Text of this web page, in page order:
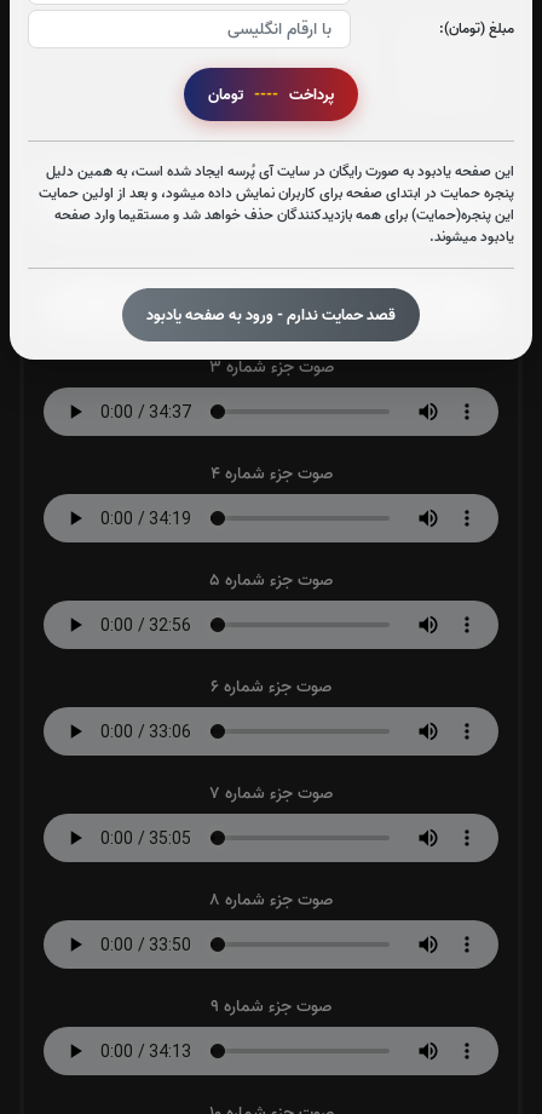
مبلغ (تومان):
پرداخت ----
این صفحه یادبود به صورت رایگان در سایت آی پُرسه ایجاد شده است، به همین دلیل
پنجره حمایت در ابتدای صفحه برای کاربران نمایش داده میشود، و بعد از اولین حمایت
این پنجره(حمایت) برای همه بازدیدکنندگان حذف خواهد شد و مستقیما وارد صفحه
یادبود میشوند.
قصد حمایت ندارم - ورود به صفحه یادبود
جزء 30
بار
صوت جزء شماره 2
صوت جزء شماره 3
صوت جزء شماره 4
صوت جزء شماره 5
صوت جزء شماره 6
صوت جزء شماره 7
صوت جزء شماره 8
صوت جزء شماره 9